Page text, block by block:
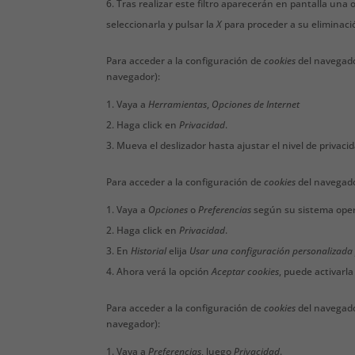
Tras realizar este filtro aparecerán en pantalla una
seleccionarla y pulsar laX para proceder a su
Para acceder a la configuración decookies del
navegador):
Vaya aHerramientas, Opciones de Internet
Haga click enPrivacidad.
Mueva el deslizador hasta ajustar el nivel de
Para acceder a la configuración decookies del
Vaya a Opciones oPreferencias según su sistema
Haga click enPrivacidad.
EnHistorial elija Usar una configuración
Ahora verá la opciónAceptar cookies, puede
Para acceder a la configuración decookies del
navegador):
Vaya aPreferencias, luegoPrivacidad.